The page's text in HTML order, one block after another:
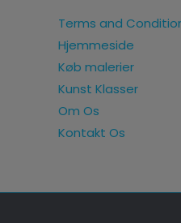
Terms and
Hjemmeside
Køb malerier
Kunst Klasser
Om Os
Kontakt Os